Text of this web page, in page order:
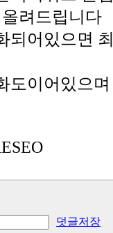
려드립니다
되어있으면
도이어있으
덧글저장